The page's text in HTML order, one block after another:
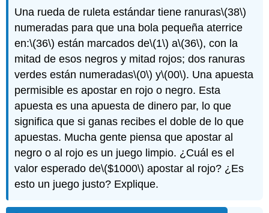
Una rueda de ruleta estándar tiene ranuras\(38\)
numeradas para que una bola pequeña aterrice
en:\(36\) están marcados de\(1\) a\(36\), con la
mitad de esos negros y mitad rojos; dos ranuras
verdes están numeradas\(0\) y\(00\). Una apuesta
permisible es apostar en rojo o negro. Esta
apuesta es una apuesta de dinero par, lo que
significa que si ganas recibes el doble de lo que
apuestas. Mucha gente piensa que apostar al
negro o al rojo es un juego limpio. ¿Cuál es el
valor esperado de\($1000\) apostar al rojo? ¿Es
esto un juego justo? Explique.